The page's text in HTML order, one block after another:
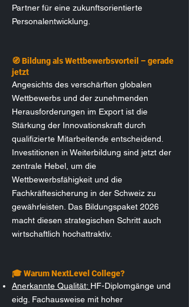
Partner für eine zukunftsorientierte
Personalentwicklung.
🧭 Bildung als Wettbewerbsvorteil – gerade
jetzt
Angesichts des verschärften globalen
Wettbewerbs und der zunehmenden
Herausforderungen im Export ist die
Stärkung der Innovationskraft durch
qualifizierte Mitarbeitende entscheidend.
Investitionen in Weiterbildung sind jetzt der
zentrale Hebel, um die
Wettbewerbsfähigkeit und die
Fachkräftesicherung in der Schweiz zu
gewährleisten. Das Bildungspaket 2026
macht diesen strategischen Schritt auch
wirtschaftlich hochattraktiv.
🎓 Warum NextLevel College?
Anerkannte Qualität: HF-Diplomgänge und
eidg. Fachausweise mit hoher